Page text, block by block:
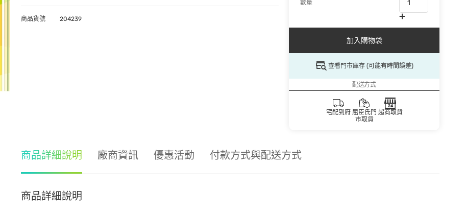
數量
加入購物袋
查看門市庫存 (可能有時間誤差)
配送方式
宅配到府 屈臣氏門
市取貨
超商取貨
商品貨號 204239
商品詳細說明 廠商資訊 優惠活動 付款方式與配送方式
商品詳細說明